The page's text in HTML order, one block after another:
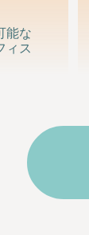
能な
ィス